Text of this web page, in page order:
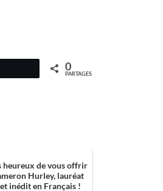
0
PARTAGES
heureux de vous offrir
Hurley, lauréat
inédit en Français !